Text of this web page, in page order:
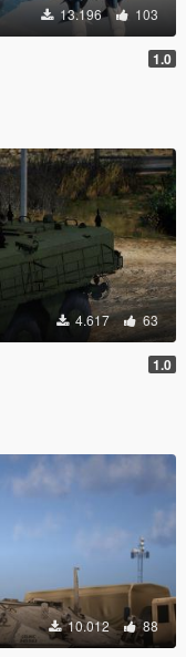
13.196 103
1.0
4.617 63
1.0
10.012 88